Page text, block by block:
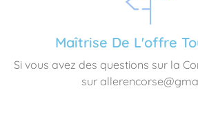
Maîtrise De L'offre
Si vous avez des questions sur la
sur